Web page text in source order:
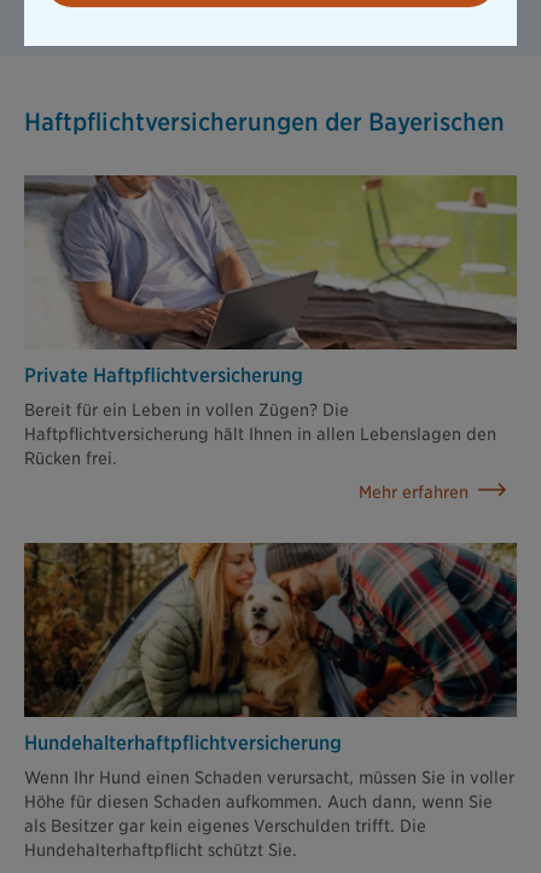
Haftpflichtversicherung hat?
Haftpflichtversicherungen der Bayerischen
Private Haftpflicht­versicherung
Bereit für ein Leben in vollen Zügen? Die
Haftpflichtversicherung hält Ihnen in allen Lebenslagen den
Rücken frei.
Mehr erfahren
Hundehalter­haftpflicht­versicherung
Wenn Ihr Hund einen Schaden verursacht, müssen Sie in voller
Höhe für diesen Schaden aufkommen. Auch dann, wenn Sie
als Besitzer gar kein eigenes Verschulden trifft. Die
Hundehalterhaftpflicht schützt Sie.